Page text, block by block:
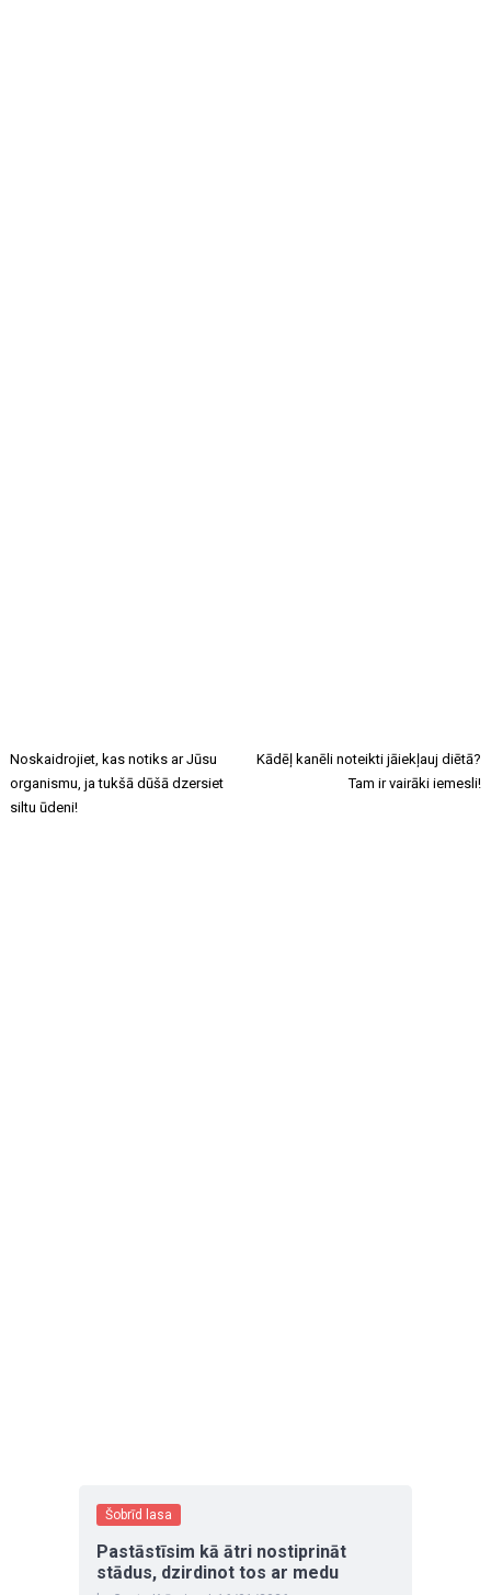
Noskaidrojiet, kas notiks ar Jūsu
organismu, ja tukšā dūšā dzersiet
siltu ūdeni!
Kādēļ kanēli noteikti jāiekļauj diētā?
Tam ir vairāki iemesli!
Šobrīd lasa
Pastāstīsim kā ātri nostiprināt
stādus, dzirdinot tos ar medu